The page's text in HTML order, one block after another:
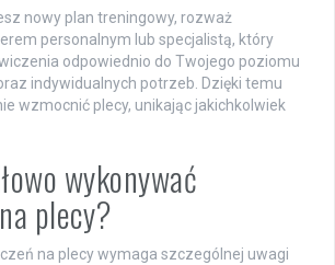
nowy plan treningowy, rozważ
personalnym lub specjalistą, który
odpowiednio do Twojego poziomu
indywidualnych potrzeb. Dzięki temu
wzmocnić plecy, unikając jakichkolwiek
wykonywać
plecy?
na plecy wymaga szczególnej uwagi